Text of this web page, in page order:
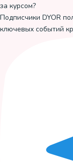
за курсом?
Подписчики DYOR
ключевых событий